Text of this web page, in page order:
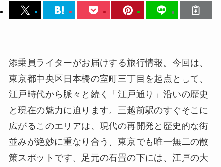
添乗員ライターがお届けする旅行情報。今回は、
東京都中央区日本橋の室町三丁目を起点として、
江戸時代から脈々と続く「江戸通り」沿いの歴史
と現在の魅力に迫ります。三越前駅のすぐそこに
広がるこのエリアは、現代の再開発と歴史的な街
並みが絶妙に重なり合う、東京でも唯一無二の散
策スポットです。足元の石畳の下には、江戸の大